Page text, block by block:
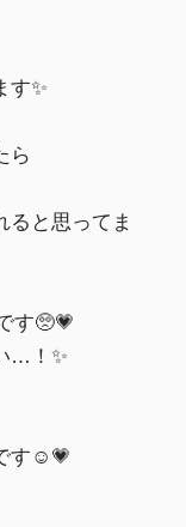
す✨
ら
ると思ってま
す🥺💗
…！✨
す☺️💗